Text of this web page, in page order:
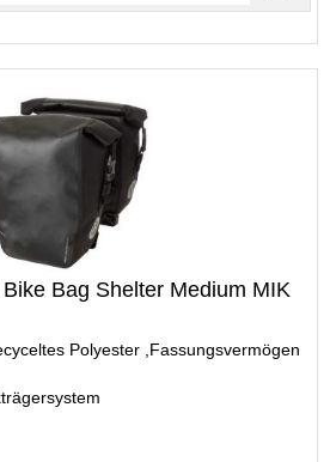
Bag Shelter Medium MIK
Polyester ,Fassungsvermögen